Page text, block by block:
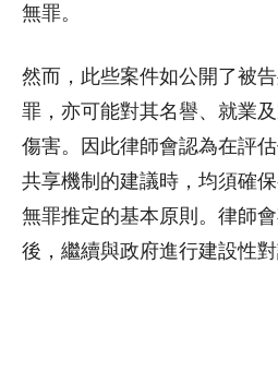
無罪。
然而，此些案件如公開了被
罪，亦可能對其名譽、就業
傷害。因此律師會認為在評
共享機制的建議時，均須確
無罪推定的基本原則。律師
後，繼續與政府進行建設性對